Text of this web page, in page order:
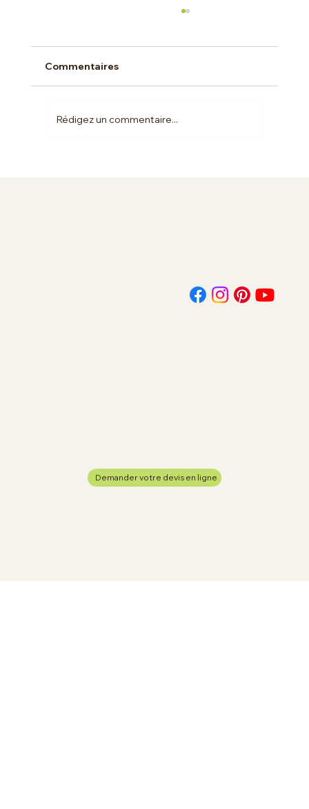
Commentaires
Rédigez un commentaire...
Demander votre devis en ligne